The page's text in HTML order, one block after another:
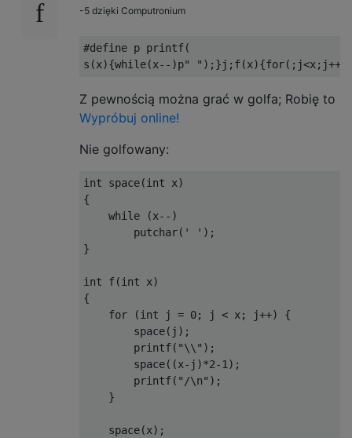
-5 dzięki Computronium
#define p printf(
s (x){while(x--)p" " );}j ; f(x){for(; j<x; j++)
Z pewnością można grać w golfa; Robię to
Wypróbuj online!
Nie golfowany:
int space(int x)
{
while
(x--)
        putchar
( ' ' );
}
int f(int x)
{
for
(int j = 0; j < x; j++)
{
        space
( j );
        printf
( "\\" );
        space
((x- j )*2-1);
        printf
( "/\n" );
}
    space
(x);